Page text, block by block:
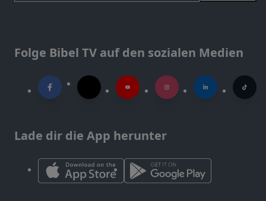
Folge Bibel TV auf den sozialen Medien
Lade dir die App herunter